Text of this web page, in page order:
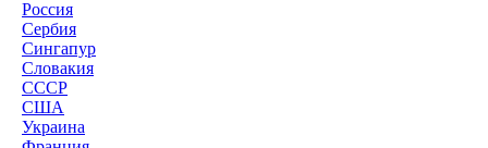
Россия
Сербия
Сингапур
Словакия
СССР
США
Украина